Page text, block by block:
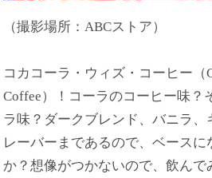
（撮影場所：ABCストア）
コカコーラ・ウィズ・コーヒー（
Coffee）！コーラのコーヒー味？
ラ味？ダークブレンド、バニラ、
レーバーまであるので、ベース
か？想像がつかないので、飲んで